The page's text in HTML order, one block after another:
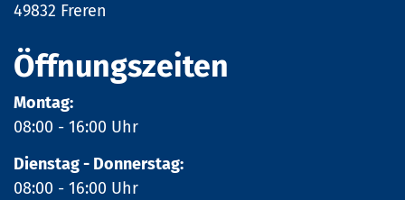
49832 Freren
Öffnungszeiten
Montag:
08:00 - 16:00 Uhr
Dienstag - Donnerstag:
08:00 - 16:00 Uhr